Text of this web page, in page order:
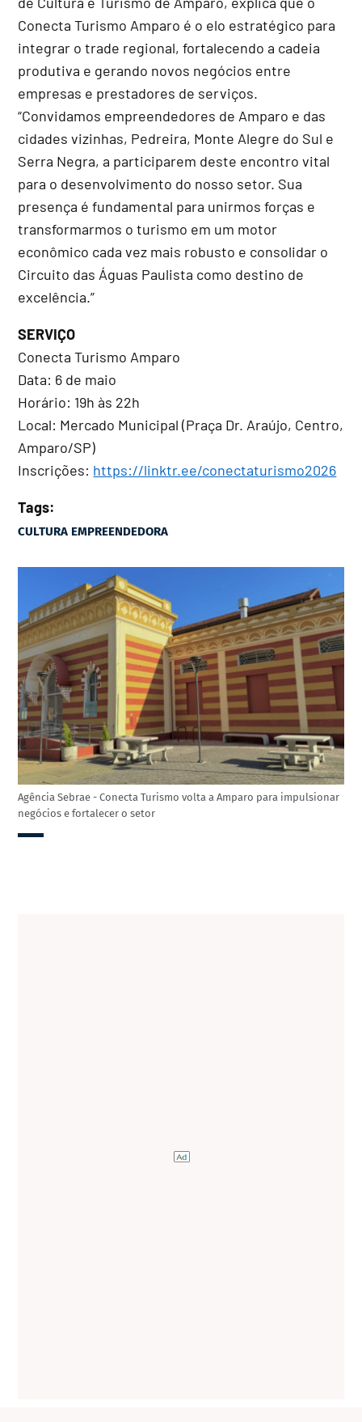
Conecta Turismo Amparo é o elo estratégico para
integrar o trade regional, fortalecendo a cadeia
produtiva e gerando novos negócios entre
empresas e prestadores de serviços.
“Convidamos empreendedores de Amparo e das
cidades vizinhas, Pedreira, Monte Alegre do Sul e
Serra Negra, a participarem deste encontro vital
para o desenvolvimento do nosso setor. Sua
presença é fundamental para unirmos forças e
transformarmos o turismo em um motor
econômico cada vez mais robusto e consolidar o
Circuito das Águas Paulista como destino de
excelência.”
SERVIÇO
Conecta Turismo Amparo
Data: 6 de maio
Horário: 19h às 22h
Local: Mercado Municipal (Praça Dr. Araújo, Centro,
Amparo/SP)
Inscrições: https://linktr.ee/conectaturismo2026
Tags:
CULTURA EMPREENDEDORA
Agência Sebrae - Conecta Turismo volta a Amparo para impulsionar
negócios e fortalecer o setor